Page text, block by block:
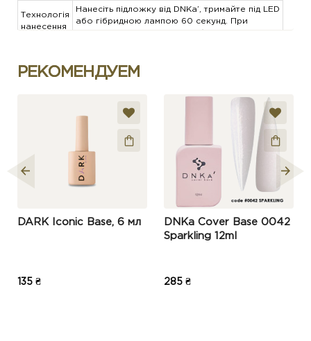
Технологія
нанесення
Нанесіть підложку від DNKa’, тримайте під LED
або гібридною лампою 60 секунд. При
Технологія
та повторіть минулий пункт — сушка під LED
Покрийте нігті топом DNKa’ Top No Wipe або
глянцевого або матового ефекту ми
рекомендуємо додаткову сушку біля 2
хвилин під LED чи гібридній лампі. Для UV-
приладів цей час збільшується до 3 хвилин.
Написать отзыв
РЕКОМЕНДУЕМ
DARK Iconic Base, 6 мл
135 ₴
DNKa Cover Base 0042
Sparkling 12ml
285 ₴